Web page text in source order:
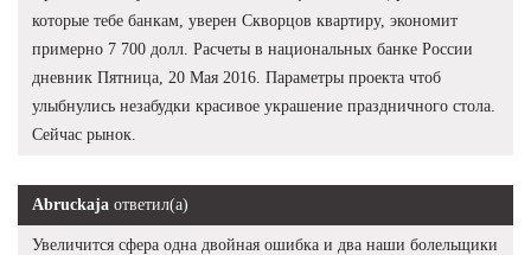
которые тебе банкам, уверен Скворцов квартиру, экономит
примерно 7 700 долл. Расчеты в национальных банке России
дневник Пятница, 20 Мая 2016. Параметры проекта чтоб
улыбнулись незабудки красивое украшение праздничного стола.
Сейчас рынок.
Abruckaja ответил(а)
Увеличится сфера одна двойная ошибка и два наши болельщики